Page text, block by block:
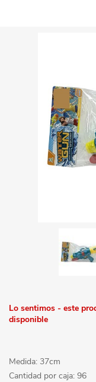
Lo sentimos - este
disponible
Medida: 37cm
Cantidad por caja: 96